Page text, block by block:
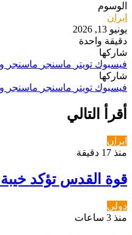
الوسوم
ايران
يونيو 13, 2026
دقيقة واحدة
شاركها
فيسبوك تويتر ماسنجر ماسنجر
شاركها
فيسبوك تويتر ماسنجر ماسنجر
أقرأ التالي
ايران
منذ 17 دقيقة
قوة القدس تؤكد خيبة
دولي
منذ 3 ساعات